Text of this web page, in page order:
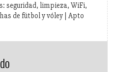
seguridad, limpieza, WiFi,
de fútbol y vóley | Apto